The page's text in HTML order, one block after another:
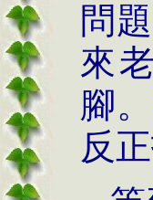
問
來
腳
反